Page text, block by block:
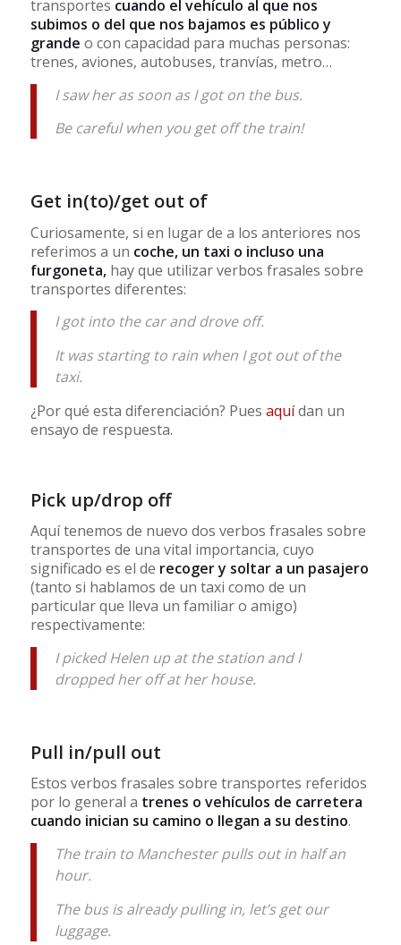
transportes cuando el vehículo al que nos
subimos o del que nos bajamos es público y
grande o con capacidad para muchas personas:
trenes, aviones, autobuses, tranvías, metro…
I saw her as soon as I got on the bus.
Be careful when you get off the train!
Get in(to)/get out of
Curiosamente, si en lugar de a los anteriores nos
referimos a un coche, un taxi o incluso una
furgoneta,hay que utilizar verbos frasales sobre
transportes diferentes:
I got into the car and drove off.
It was starting to rain when I got out of the
taxi.
¿Por qué esta diferenciación? Pues aquídan un
ensayo de respuesta.
Pick up/drop off
Aquí tenemos de nuevo dos verbos frasales sobre
transportes de una vital importancia, cuyo
significado es el de recoger y soltar a un pasajero
(tanto si hablamos de un taxi como de un
particular que lleva un familiar o amigo)
respectivamente:
I picked Helen up at the station and I
dropped her off at her house.
Pull in/pull out
Estos verbos frasales sobre transportes referidos
por lo general a trenes o vehículos de carretera
cuando inician su camino o llegan a su destino.
The train to Manchester pulls out in half an
hour.
The bus is already pulling in, let’s get our
luggage.